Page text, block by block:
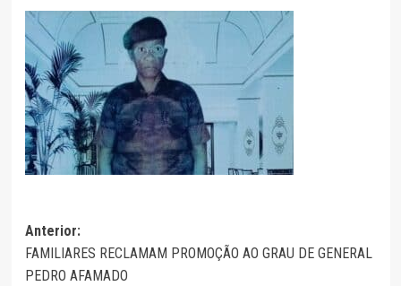
Navegação
de
Anterior:
FAMILIARES RECLAMAM PROMOÇÃO AO GRAU DE GENERAL
PEDRO AFAMADO